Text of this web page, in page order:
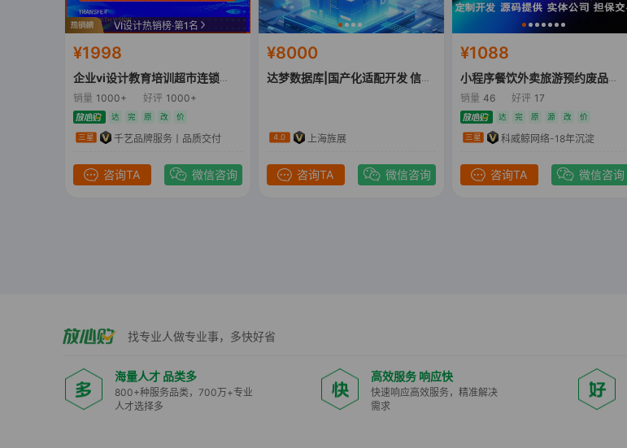
VI设计热销榜·第1名
¥1998
企业vi设计教育培训超市连锁店医疗门诊VIS设计
销量 1000+ 好评 1000+
达 完 原 改 价
三星 千艺品牌服务丨品质交付
咨询TA 微信咨询
¥8000
达梦数据库|国产化适配开发 信创环境深度兼容
4.0 上海旌展
咨询TA 微信咨询
¥1088
小程序餐饮外卖旅游预约废品回收APP商城定制开发
销量 46 好评 17
达 完 原 源 改 价
三星 科威鲸网络-18年沉淀
咨询TA 微信咨询
找专业人做专业事，多快好省
海量人才 品类多
800+种服务品类，700万+专业
人才选择多
高效服务 响应快
快速响应高效服务，精准解决
需求